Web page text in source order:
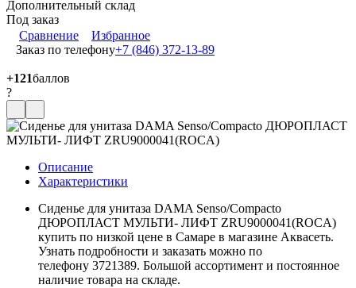
Дополнительный склад
Под заказ
Сравнение
Избранное
Заказ по телефону+7 (846) 372-13-89
+121баллов
?
Описание
Характеристики
Сиденье для унитаза DAMA Senso/Compacto
ДЮРОПЛАСТ МУЛЬТИ- ЛИФТ ZRU9000041(ROCA)
купить по низкой цене в Самаре в магазине Аквасеть.
Узнать подробности и заказать можно по
телефону 3721389. Большой ассортимент и постоянное
наличие товара на складе.